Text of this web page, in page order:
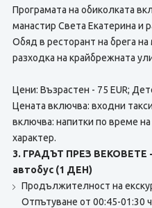
Програмата на обиколката
манастир Света Екатерина и
Обяд в ресторант на брега
разходка на крайбрежната
Цени: Възрастен - 75 EUR;
Цената включва: входни
включва: напитки по време
характер.
3. ГРАДЪТ ПРЕЗ ВЕКОВЕТЕ -
автобус (1 ДЕН)
Продължителност на
Отпътуване от 00:45-01:30